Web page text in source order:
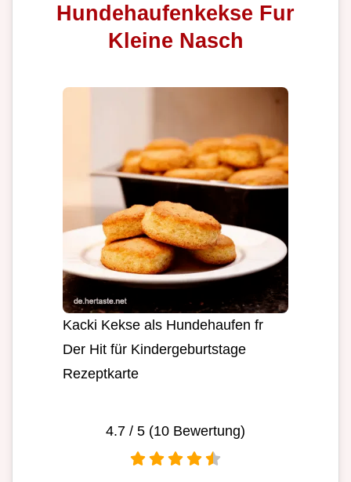
Hundehaufenkekse Fur
Kleine Nasch
Kacki Kekse als Hundehaufen fr
Der Hit für Kindergeburtstage
Rezeptkarte
4.7 / 5 (10 Bewertung)